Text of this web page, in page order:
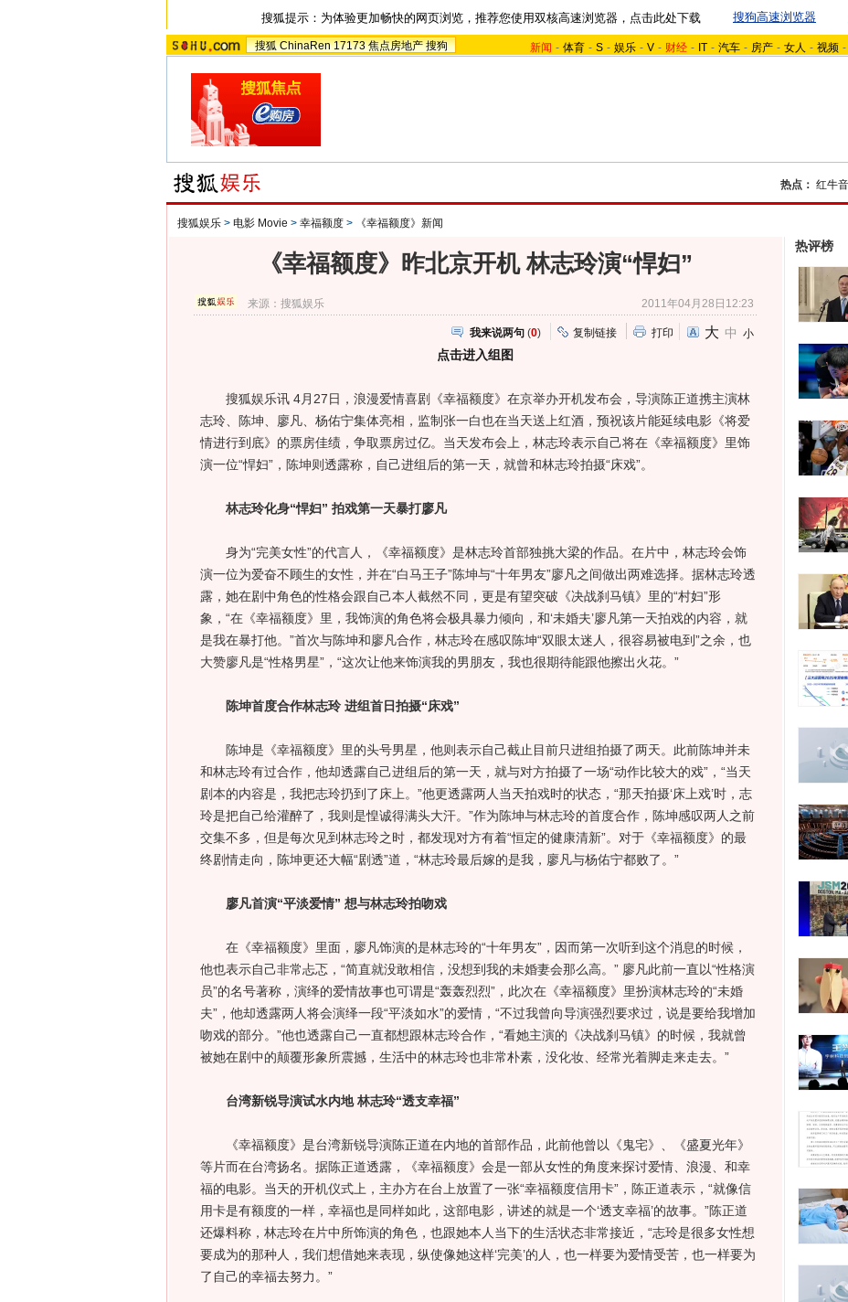
搜狐提示：为体验更加畅快的网页浏览，推荐您使用双核高速浏览器，点击此处下载 搜狗高速浏览器
搜狐 ChinaRen 17173 焦点房地产 搜狗 新闻 - 体育 - S - 娱乐 - V - 财经 - IT - 汽车 - 房产 - 女人 - 视频 -
热点： 红牛
搜狐娱乐 > 电影 Movie > 幸福额度 > 《幸福额度》新闻
《幸福额度》昨北京开机 林志玲演“悍妇”
来源：搜狐娱乐 2011年04月28日12:23
我来说两句 (0) 复制链接 打印 大 中 小
点击进入组图
搜狐娱乐讯 4月27日，浪漫爱情喜剧《幸福额度》在京举办开机发布会，导演陈正道携主演林
志玲、陈坤、廖凡、杨佑宁集体亮相，监制张一白也在当天送上红酒，预祝该片能延续电影《将爱
情进行到底》的票房佳绩，争取票房过亿。当天发布会上，林志玲表示自己将在《幸福额度》里饰
演一位“悍妇”，陈坤则透露称，自己进组后的第一天，就曾和林志玲拍摄“床戏”。
林志玲化身“悍妇” 拍戏第一天暴打廖凡
身为“完美女性”的代言人，《幸福额度》是林志玲首部独挑大梁的作品。在片中，林志玲会饰
演一位为爱奋不顾生的女性，并在“白马王子”陈坤与“十年男友”廖凡之间做出两难选择。据林志玲透
露，她在剧中角色的性格会跟自己本人截然不同，更是有望突破《决战刹马镇》里的“村妇”形
象，“在《幸福额度》里，我饰演的角色将会极具暴力倾向，和‘未婚夫’廖凡第一天拍戏的内容，就
是我在暴打他。”首次与陈坤和廖凡合作，林志玲在感叹陈坤“双眼太迷人，很容易被电到”之余，也
大赞廖凡是“性格男星”，“这次让他来饰演我的男朋友，我也很期待能跟他擦出火花。”
陈坤首度合作林志玲 进组首日拍摄“床戏”
陈坤是《幸福额度》里的头号男星，他则表示自己截止目前只进组拍摄了两天。此前陈坤并未
和林志玲有过合作，他却透露自己进组后的第一天，就与对方拍摄了一场“动作比较大的戏”，“当天
剧本的内容是，我把志玲扔到了床上。”他更透露两人当天拍戏时的状态，“那天拍摄‘床上戏’时，志
玲是把自己给灌醉了，我则是惶诚得满头大汗。”作为陈坤与林志玲的首度合作，陈坤感叹两人之前
交集不多，但是每次见到林志玲之时，都发现对方有着“恒定的健康清新”。对于《幸福额度》的最
终剧情走向，陈坤更还大幅“剧透”道，“林志玲最后嫁的是我，廖凡与杨佑宁都败了。”
廖凡首演“平淡爱情” 想与林志玲拍吻戏
在《幸福额度》里面，廖凡饰演的是林志玲的“十年男友”，因而第一次听到这个消息的时候，
他也表示自己非常忐忑，“简直就没敢相信，没想到我的未婚妻会那么高。” 廖凡此前一直以“性格演
员”的名号著称，演绎的爱情故事也可谓是“轰轰烈烈”，此次在《幸福额度》里扮演林志玲的“未婚
夫”，他却透露两人将会演绎一段“平淡如水”的爱情，“不过我曾向导演强烈要求过，说是要给我增加
吻戏的部分。”他也透露自己一直都想跟林志玲合作，“看她主演的《决战刹马镇》的时候，我就曾
被她在剧中的颠覆形象所震撼，生活中的林志玲也非常朴素，没化妆、经常光着脚走来走去。”
台湾新锐导演试水内地 林志玲“透支幸福”
《幸福额度》是台湾新锐导演陈正道在内地的首部作品，此前他曾以《鬼宅》、《盛夏光年》
等片而在台湾扬名。据陈正道透露，《幸福额度》会是一部从女性的角度来探讨爱情、浪漫、和幸
福的电影。当天的开机仪式上，主办方在台上放置了一张“幸福额度信用卡”，陈正道表示，“就像信
用卡是有额度的一样，幸福也是同样如此，这部电影，讲述的就是一个‘透支幸福’的故事。”陈正道
还爆料称，林志玲在片中所饰演的角色，也跟她本人当下的生活状态非常接近，“志玲是很多女性想
要成为的那种人，我们想借她来表现，纵使像她这样‘完美’的人，也一样要为爱情受苦，也一样要为
了自己的幸福去努力。”
热评榜